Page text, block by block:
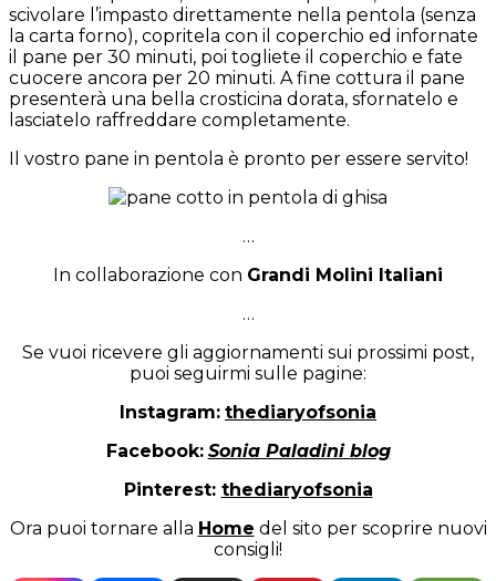
scivolare l’impasto direttamente nella pentola (senza
la carta forno), copritela con il coperchio ed infornate
il pane per 30 minuti, poi togliete il coperchio e fate
cuocere ancora per 20 minuti. A fine cottura il pane
presenterà una bella crosticina dorata, sfornatelo e
lasciatelo raffreddare completamente.
Il vostro pane in pentola è pronto per essere servito!
…
In collaborazione con Grandi Molini Italiani
…
Se vuoi ricevere gli aggiornamenti sui prossimi post,
puoi seguirmi sulle pagine:
Instagram: thediaryofsonia
Facebook: Sonia Paladini blog
Pinterest: thediaryofsonia
Ora puoi tornare alla Home del sito per scoprire nuovi
consigli!